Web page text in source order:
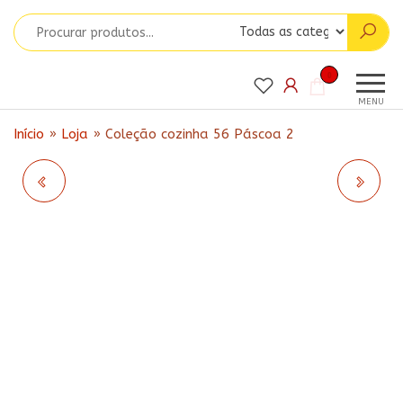
Pular
para
da Ju
Bordados
MENU
0
Início » Loja » Coleção cozinha 56 Páscoa 2
COLEÇÃO COZINHA 55 COLEÇÃO COZINHA 57